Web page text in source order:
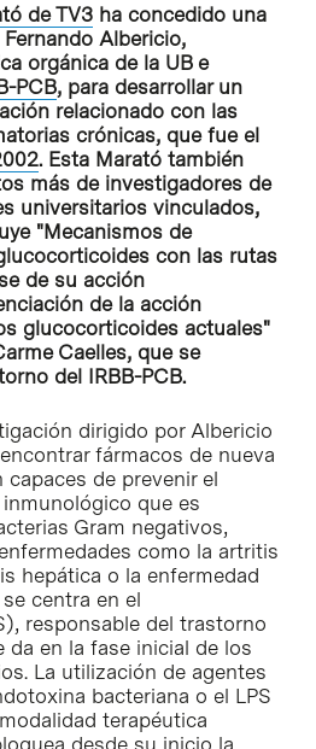
de TV3ha concedido una
Albericio,
orgánica de la UB e
PCB, para desarrollar un
relacionado con las
crónicas, que fue el
. Esta Marató también
más de investigadores de
universitarios vinculados,
"Mecanismos de
con las rutas
de su acción
de la acción
glucocorticoides actuales"
Caelles, que se
del IRBB-PCB.
dirigido por Albericio
fármacos de nueva
capaces de prevenir el
que es
Gram negativos,
como la artritis
hepática o la enfermedad
centra en el
responsable del trastorno
da en la fase inicial de los
La utilización de agentes
bacteriana o el LPS
terapéutica
desde su inicio la